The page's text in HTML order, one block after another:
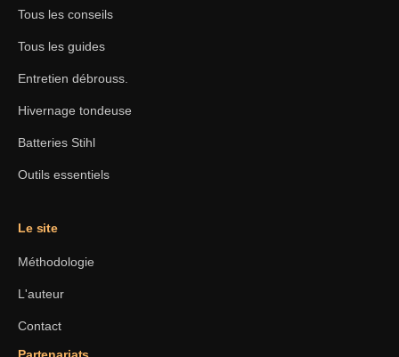
Tous les conseils
Tous les guides
Entretien débrouss.
Hivernage tondeuse
Batteries Stihl
Outils essentiels
Le site
Méthodologie
L'auteur
Contact